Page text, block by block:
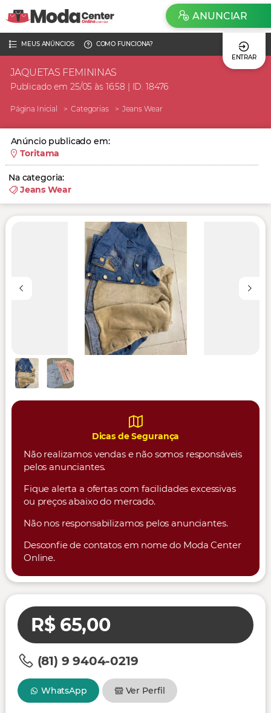
MEUS ANÚNCIOS
COMO FUNCIONA?
ENTRAR
ANUNCIAR
JAQUETAS FEMININAS
Publicado em 25/05 às 16:58 | ID. 18476
Página Inicial Categorias Jeans Wear
Anúncio publicado em:
Toritama
Na categoria:
Jeans Wear
Dicas de Segurança
Não realizamos vendas e não somos responsáveis
pelos anunciantes.
Fique alerta a ofertas com facilidades excessivas
ou preços abaixo do mercado.
Não nos responsabilizamos pelos anunciantes.
Desconfie de contatos em nome do Moda Center
Online.
R$ 65,00
(81) 9 9404-0219
WhatsApp Ver Perfil